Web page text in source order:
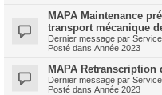
MAPA Maintenance
transport mécanique
Dernier message par
Posté dans Année 2023
MAPA Retranscription
Dernier message par
Posté dans Année 2023